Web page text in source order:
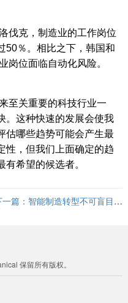
克，制造业的工作岗位
50％。相比之下，韩国和
岗位面临自动化风险。
关重要的科技行业一
。这种快速的发展会使我
估哪些趋势可能会产生最
性，但我们上面确定的趋
希望的候选者。
篇： 智能制造转型不可盲目跟
保留所有版权。